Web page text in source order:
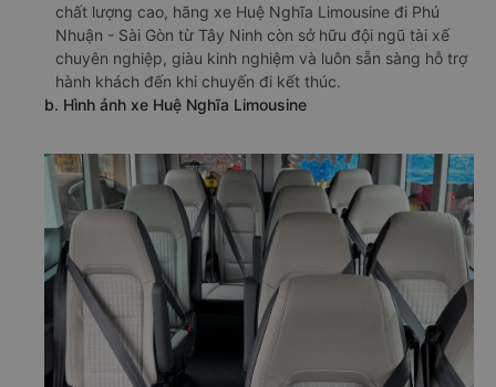
chất lượng cao, hãng xe Huệ Nghĩa Limousine đi Phú
Nhuận - Sài Gòn từ Tây Ninh còn sở hữu đội ngũ tài xế
chuyên nghiệp, giàu kinh nghiệm và luôn sẵn sàng hỗ trợ
hành khách đến khi chuyến đi kết thúc.
b. Hình ảnh xe Huệ Nghĩa Limousine